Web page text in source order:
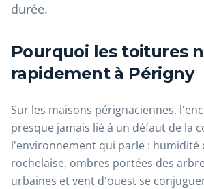
durée.
Pourquoi les toitures
rapidement à Périgny
Sur les maisons pérignaciennes,
presque jamais lié à un défaut de la
l'environnement qui parle : humidité
rochelaise, ombres portées des
urbaines et vent d'ouest se